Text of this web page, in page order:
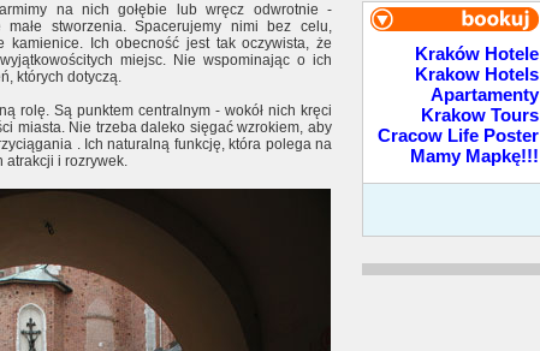
na nich gołębie lub wręcz odwrotnie -
stworzenia. Spacerujemy nimi bez celu,
kamienice. Ich obecność jest tak oczywista, że
miejsc. Nie wspominając o ich
których dotyczą.
rolę. Są punktem centralnym - wokół nich kręci
miasta. Nie trzeba daleko sięgać wzrokiem, aby
. Ich naturalną funkcję, która polega na
atrakcji i rozrywek.
Kraków Hotele
Krakow Hotels
Apartamenty
Krakow Tours
Cracow Life Poster
Mamy Mapkę!!!